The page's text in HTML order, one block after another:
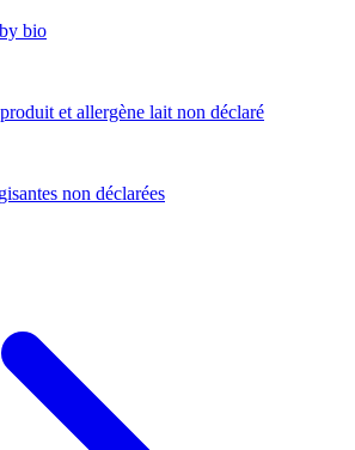
bio
et allergène lait non déclaré
non déclarées